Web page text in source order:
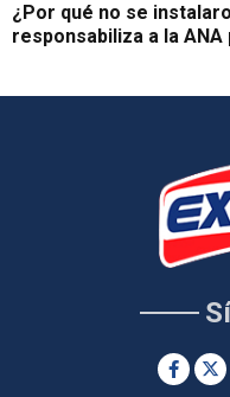
¿Por qué no se
responsabiliza a la